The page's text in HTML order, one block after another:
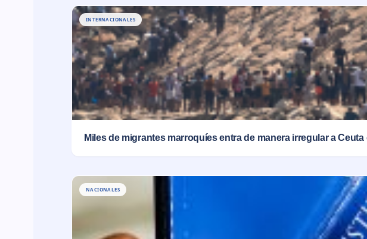
INTERNACIONALES
Miles de migrantes marroquíes entra de manera irregular a Ceuta
NACIONALES